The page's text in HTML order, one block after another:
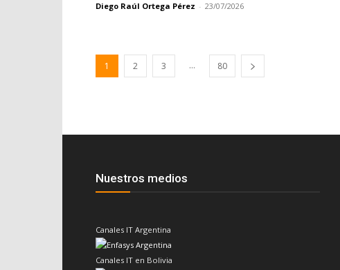
Diego Raúl Ortega Pérez - 23/07/2026
1 2 3 ... 80
Nuestros medios
Canales IT Argentina
Canales IT en Bolivia